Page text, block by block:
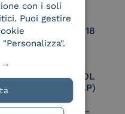
UNI EN ISO 27018
Certified PEPPOL
Access Point (AP)
con i soli
Puoi gestire